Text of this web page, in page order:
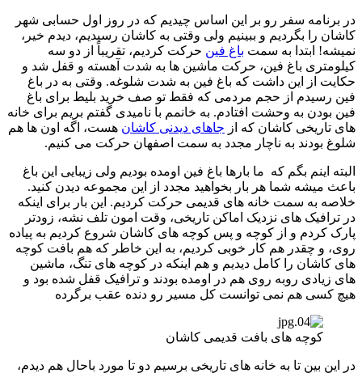
در برنامه سفر رو بر این اساس چیدیم که در روز اول حسابی شهر
کاشان را بگردیم و ببینیم ولی وقتی به کاشان رسیدیم، دیدم خیر،
نمیشه! ابتدا به سمت باغ فین حرکت کردیم، تقریباً از دو سه
کیلومتری باغ فین، حرکت ماشین ها به شدت آهسته و قفل شد و
حکایت از این داشت که باغ فین به شدت شلوغه. وقتی به در باغ
فین رسیدم از حجم مردمی که فقط تو صف خرید بلیط برای باغ
فین بودن به وحشت افتادم. به خانمم با نامیدی گفتم بریم برای خانه
های تاریخی کاشان که از جاهای دیدنی کاشان هست، اگه اون ها هم
شلوغ بودند به ناچار مجدد به سمت اصفهان حرکت می کنیم.
البته اینم بگم که ما بارها باغ فین اومده بودیم ولی زیبایی این باغ
باعث میشه شما هر بار بخواهید مجدد از این مجموعه دیدن کنید.
خلاصه به سمت خانه های قدیمی حرکت کردیم. این بار برای اینکه
در ترافیک های نزدیک اماکن تاریخی، وقت امون تلف نشه، زودتر
پارک کردم و از کوچه و پس کوچه های کاشان شروع کردیم به پیاده
روی، و چقدر هم کار خوبی کردیم، به این خاطر که هم بافت کوچه
های کاشان را کامل دیدیم و هم اینکه در کوچه های تنگ، ماشین
های زیادی روبه روی هم در اومده بودند و ترافیک قفل شده بود و
هیچ کسی هم نمی توانست کل مسیر رو دنده عقب برگرده
کوچه های بافت قدیمی کاشان
در این بین تا به خانه های تاریخی برسیم دو تا مورد باحال هم دیدم،